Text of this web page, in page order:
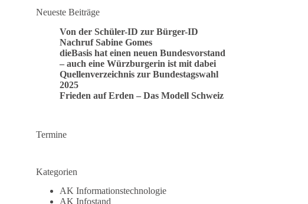
Neueste Beiträge
Von der Schüler-ID zur Bürger-ID
Nachruf Sabine Gomes
dieBasis hat einen neuen Bundesvorstand
– auch eine Würzburgerin ist mit dabei
Quellenverzeichnis zur Bundestagswahl
2025
Frieden auf Erden – Das Modell Schweiz
Termine
Kategorien
AK Informationstechnologie
AK Infostand